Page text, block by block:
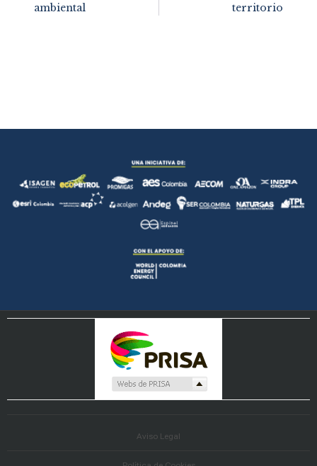
ambiental
territorio
Aviso Legal